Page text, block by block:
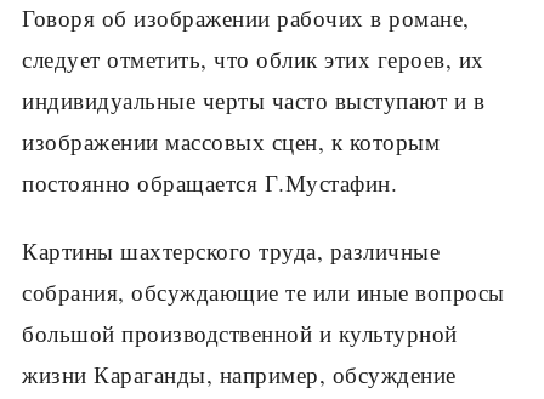
Говоря об изображении рабочих в романе,
следует отметить, что облик этих героев, их
индивидуальные черты часто выступают и в
изображении массовых сцен, к которым
постоянно обращается Г.Мустафин.
Картины шахтерского труда, различные
собрания, обсуждающие те или иные вопросы
большой производственной и культурной
жизни Караганды, например, обсуждение